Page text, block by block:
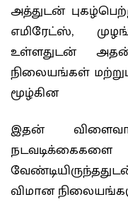
அத்துடன்
எமிரேட்ஸ்,
உள்ளதுடன்
நிலையங்கள்
மூழ்கின
இதன்
விமான